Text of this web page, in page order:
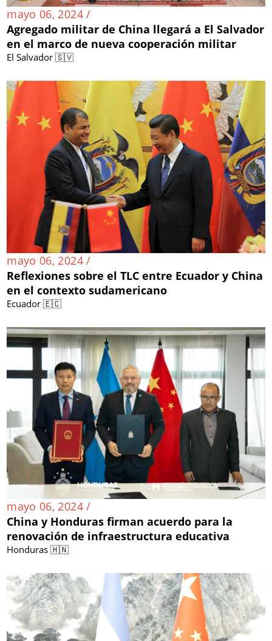
mayo 06, 2024 /
Agregado militar de China llegará a El Salvador
en el marco de nueva cooperación militar
El Salvador 🇸🇻
mayo 06, 2024 /
Reflexiones sobre el TLC entre Ecuador y China
en el contexto sudamericano
Ecuador 🇪🇨
mayo 06, 2024 /
China y Honduras firman acuerdo para la
renovación de infraestructura educativa
Honduras 🇭🇳